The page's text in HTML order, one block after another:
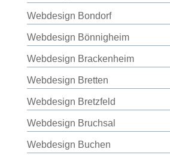
Webdesign Bondorf
Webdesign Bönnigheim
Webdesign Brackenheim
Webdesign Bretten
Webdesign Bretzfeld
Webdesign Bruchsal
Webdesign Buchen